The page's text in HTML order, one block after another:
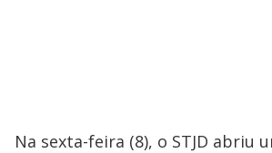
Na sexta-feira (8), o STJD abriu